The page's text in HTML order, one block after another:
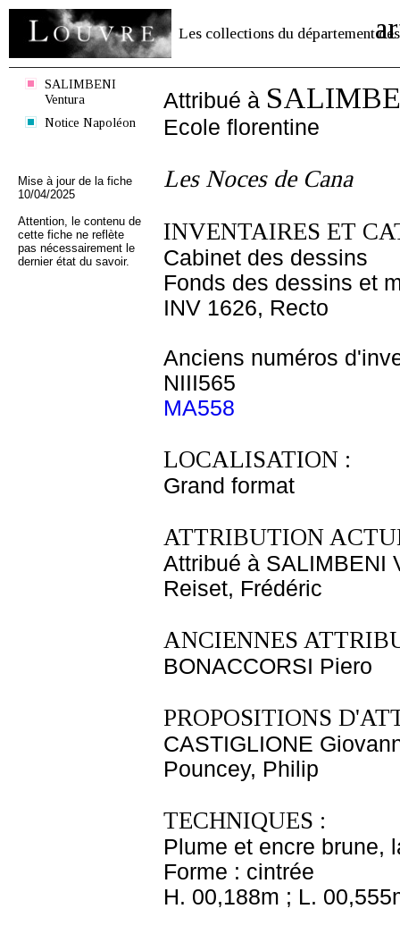
Les collections du département des
SALIMBENI
Ventura
Notice Napoléon
Mise à jour de la fiche
10/04/2025
Attention, le contenu de
cette fiche ne reflète
pas nécessairement le
dernier état du savoir.
Attribué à
Ecole florentine
Les Noces de Cana
INVENTAIRES ET
Cabinet des dessins
Fonds des dessins et
INV 1626, Recto
Anciens numéros
NIII565
MA558
LOCALISATION :
Grand format
ATTRIBUTION
Attribué à SALIMBENI
Reiset, Frédéric
ANCIENNES
BONACCORSI Piero
PROPOSITIONS
CASTIGLIONE
Pouncey, Philip
TECHNIQUES :
Plume et encre brune,
Forme : cintrée
H. 00,188m ; L.